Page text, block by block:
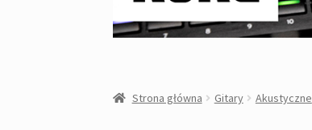
Strona główna Gitary Akustyczne